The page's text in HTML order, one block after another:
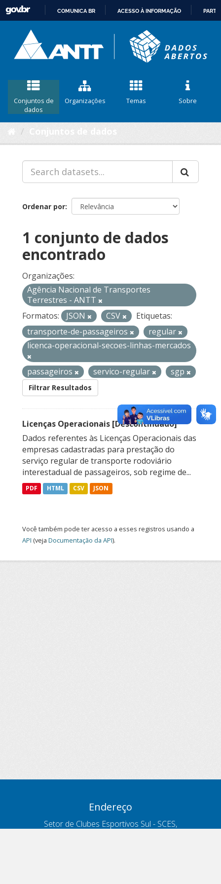
CONTEÚDO
COMUNICA BR ACESSO À INFORMAÇÃO
Conjuntos de
dados
Organizações Temas Sobre
Ordenar por
1 conjunto de dados
encontrado
Organizações:
Agência Nacional de Transportes
Terrestres - ANTT
Formatos:
JSON CSV
Etiquetas:
transporte-de-passageiros
regular
licenca-operacional-secoes-linhas-mercados
passageiros servico-regular sgp
Filtrar Resultados
Licenças Operacionais [Descontinuado]
Dados referentes às Licenças Operacionais das
empresas cadastradas para prestação do
serviço regular de transporte rodoviário
interestadual de passageiros, sob regime de...
PDF HTML CSV JSON
Você também pode ter acesso a esses registros usando a
API (veja Documentação da API).
Endereço
Setor de Clubes Esportivos Sul - SCES,